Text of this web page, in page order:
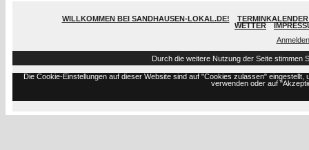
WILLKOMMEN BEI SANDHAUSEN-LOKAL.DE!
TERMINKALENDER
WETTER
Anmelden
Durch die weitere Nutzung der Seite stimmen
Die Cookie-Einstellungen auf dieser Website sind auf "Cookies zulassen"
verwenden oder auf